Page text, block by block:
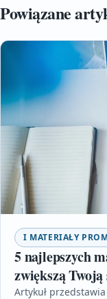
Powiązane
I MATERIAŁY
5 najlepszych
zwiększą
Artykuł